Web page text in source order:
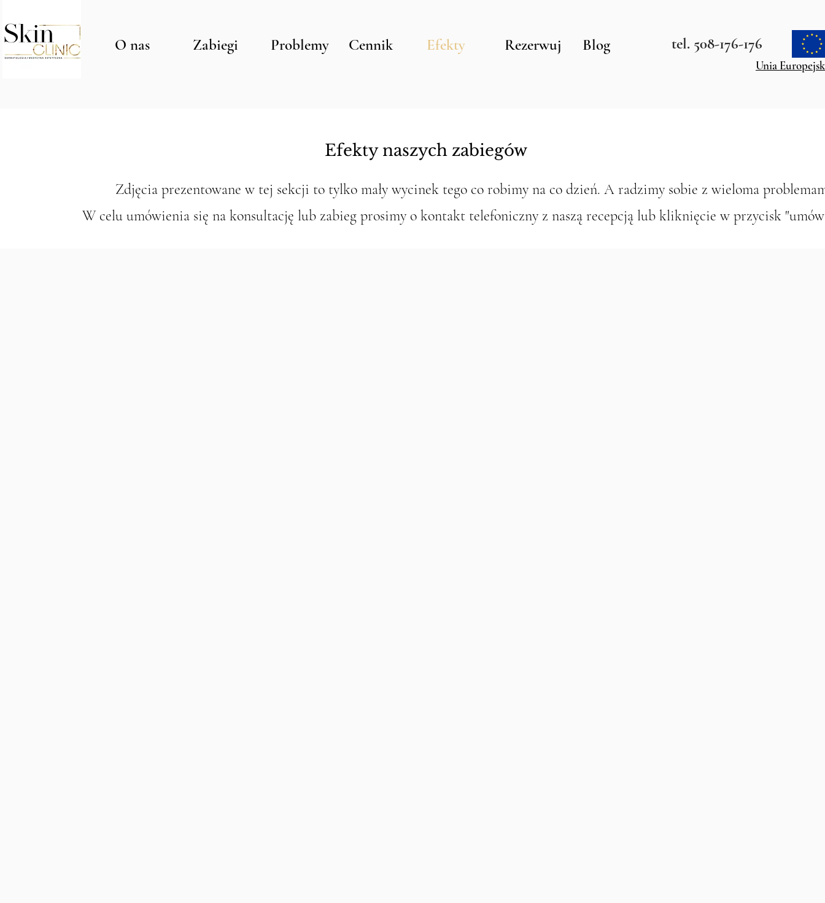
O nas Zabiegi Problemy Cennik Efekty Rezerwuj Blog tel. 508-176-176
Unia
Efekty naszych zabiegów
Zdjęcia prezentowane w tej sekcji to tylko mały wycinek tego co robimy na co dzień. A radzimy sobie z wieloma
W celu umówienia się na konsultację lub zabieg prosimy o kontakt telefoniczny z naszą recepcją lub kliknięcie w przycisk